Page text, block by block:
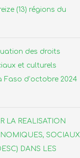
(13) régions du
des droits
et culturels
Faso d’octobre 2024
LA REALISATION
SOCIAUX
DANS LES